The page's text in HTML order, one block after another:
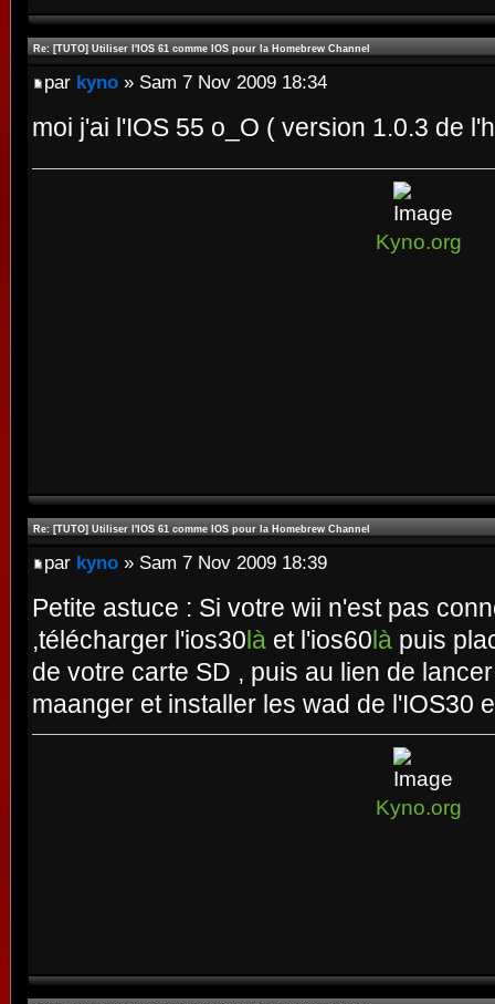
Re: [TUTO] Utiliser l'IOS 61 comme IOS pour la Homebrew Channel
par kyno » Sam 7 Nov 2009 18:34
moi j'ai l'IOS 55 o_O ( version 1.0.3 de
Kyno.org
Re: [TUTO] Utiliser l'IOS 61 comme IOS pour la Homebrew Channel
par kyno » Sam 7 Nov 2009 18:39
Petite astuce : Si votre wii n'est pas
,télécharger l'ios30là et l'ios60là puis
de votre carte SD , puis au lien de
maanger et installer les wad de l'IOS30
Kyno.org